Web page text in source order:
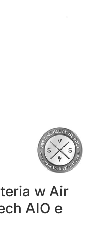
w Air
AIO e